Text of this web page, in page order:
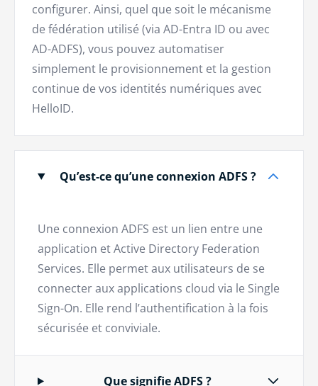
configurer. Ainsi, quel que soit le mécanisme
de fédération utilisé (via AD-Entra ID ou avec
AD-ADFS), vous pouvez automatiser
simplement le provisionnement et la gestion
continue de vos identités numériques avec
HelloID.
Qu’est-ce qu’une connexion ADFS ?
Une connexion ADFS est un lien entre une
application et Active Directory Federation
Services. Elle permet aux utilisateurs de se
connecter aux applications cloud via le Single
Sign-On. Elle rend l’authentification à la fois
sécurisée et conviviale.
Que signifie ADFS ?